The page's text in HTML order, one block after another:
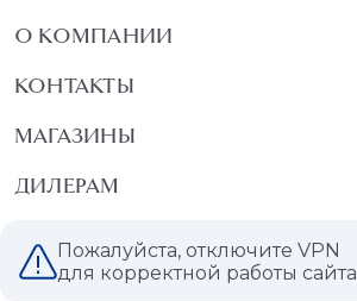
О КОМПАНИИ
КОНТАКТЫ
МАГАЗИНЫ
ДИЛЕРАМ
ВАКАНСИИ
ВОПРОС ОТВЕТ
Пожалуйста, отключите VPN
для корректной работы сайта